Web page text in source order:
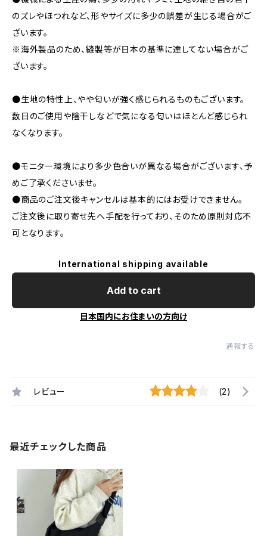
のズレやほつれなど、形やサイズに多少の誤差が生じる場合がご
ざいます。
※海外製品のため、縫製等が日本の基準に達してない場合がご
ざいます。
●生地の特性上、やや匂いが強く感じられるものもございます。
数日のご使用や陰干しなどで気になる匂いはほとんど感じられ
なくなります。
●モニター環境により多少色合いが異なる場合がございます、予
めご了承くださいませ。
●商品のご注文後キャンセルは基本的にはお受けできません。
ご注文後に取り寄せ先へ手配を行っており、そのため原則対応不
可となります。
International shipping available
Add to cart
日本国内にお住まいの方向け
通報する
レビュー (2)
最近チェックした商品